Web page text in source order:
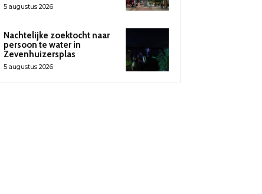
5 augustus 2026
Nachtelijke zoektocht naar
persoon te water in
Zevenhuizersplas
5 augustus 2026